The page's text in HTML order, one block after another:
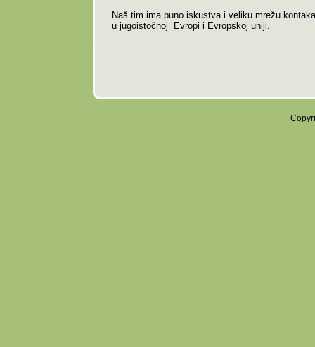
Naš tim ima puno iskustva i veliku mrežu
u jugoistočnoj Evropi i Evropskoj uniji.